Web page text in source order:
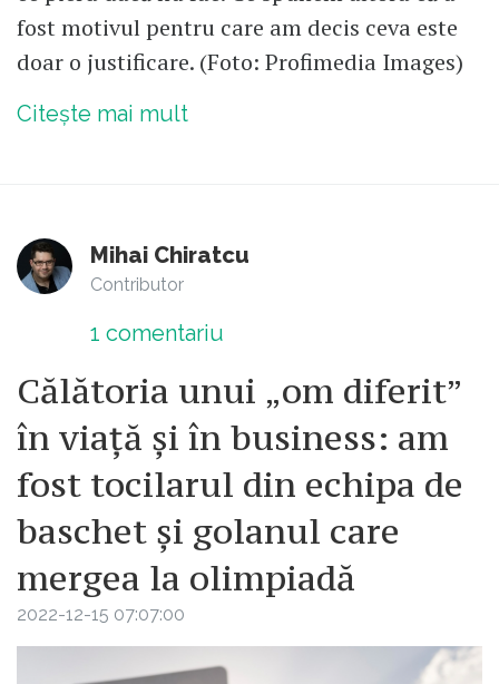
fost motivul pentru care am decis ceva este
doar o justificare. (Foto: Profimedia Images)
Citește mai mult
Mihai Chiratcu
Contributor
1 comentariu
Călătoria unui „om diferit”
în viață și în business: am
fost tocilarul din echipa de
baschet și golanul care
mergea la olimpiadă
2022-12-15 07:07:00